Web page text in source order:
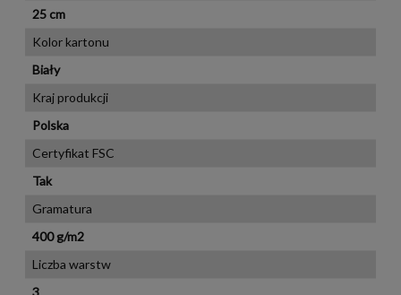
25 cm
Kolor kartonu
Biały
Kraj produkcji
Polska
Certyfikat FSC
Tak
Gramatura
400 g/m2
Liczba warstw
3